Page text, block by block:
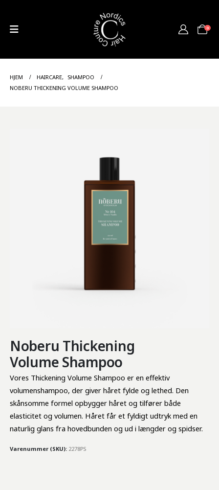
0
HJEM HAIRCARE,
SHAMPOO
NOBERU THICKENING VOLUME SHAMPOO
Noberu Thickening
Volume Shampoo
Vores Thickening Volume Shampoo er en effektiv
volumenshampoo, der giver håret fylde og lethed. Den
skånsomme formel opbygger håret og tilfører både
elasticitet og volumen. Håret får et fyldigt udtryk med en
naturlig glans fra hovedbunden og ud i længder og spidser.
Varenummer (SKU): 2278PS